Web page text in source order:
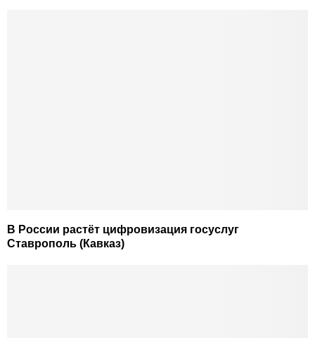
В России растёт цифровизация госуслуг
Ставрополь (Кавказ)